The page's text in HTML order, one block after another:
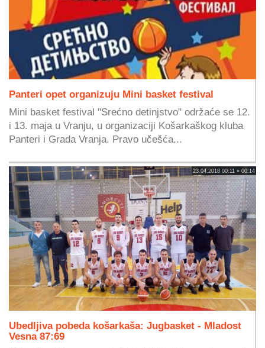
Panteri opet organizuju Mini basket festival
Mini basket festival "Srećno detinjstvo" održaće se 12.
i 13. maja u Vranju, u organizaciji Košarkaškog kluba
Panteri i Grada Vranja. Pravo učešća...
23.04.2018 00:11 » 00:14
Ubedljiva pobeda košarkaša: Jugbasket - Mladost
Vesna 87:69